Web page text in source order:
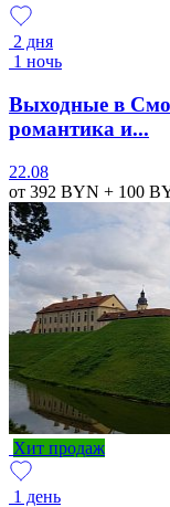
2 дня
1 ночь
Выходные в
романтика и...
22.08
от 392 BYN + 100
Хит продаж
1 день